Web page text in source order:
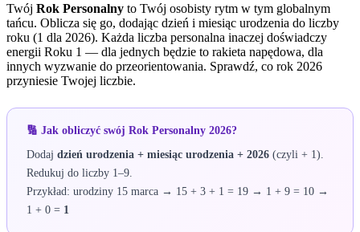
Twój Rok Personalny to Twój osobisty rytm w tym globalnym
tańcu. Oblicza się go, dodając dzień i miesiąc urodzenia do liczby
roku (1 dla 2026). Każda liczba personalna inaczej doświadczy
energii Roku 1 — dla jednych będzie to rakieta napędowa, dla
innych wyzwanie do przeorientowania. Sprawdź, co rok 2026
przyniesie Twojej liczbie.
🔢 Jak obliczyć swój Rok Personalny 2026?
Dodaj dzień urodzenia + miesiąc urodzenia + 2026 (czyli + 1).
Redukuj do liczby 1–9.
Przykład: urodziny 15 marca → 15 + 3 + 1 = 19 → 1 + 9 = 10 →
1 + 0 = 1